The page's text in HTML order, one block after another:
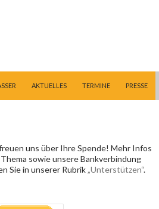
AKTUELLES TERMINE PRESSE
uns über Ihre Spende! Mehr Infos
Thema sowie unsere Bankverbindung
Sie in unserer Rubrik „Unterstützen“.